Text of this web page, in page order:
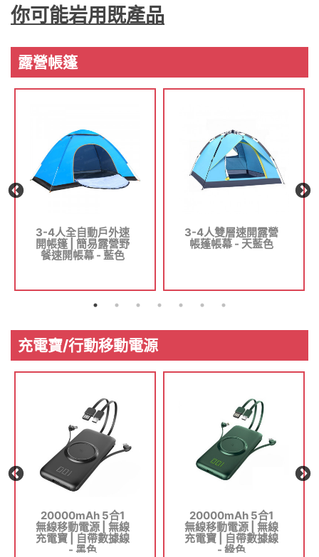
你可能岩用既產品
露營帳篷
3-4人全自動戶外速
開帳篷 | 簡易露營野
餐速開帳幕 - 藍色
3-4人雙層速開露營
帳蓬帳幕 - 天藍色
充電寶/行動移動電源
20000mAh 5合1
無線移動電源 | 無線
充電寶 | 自帶數據線
- 黑色
20000mAh 5合1
無線移動電源 | 無線
充電寶 | 自帶數據線
- 綠色